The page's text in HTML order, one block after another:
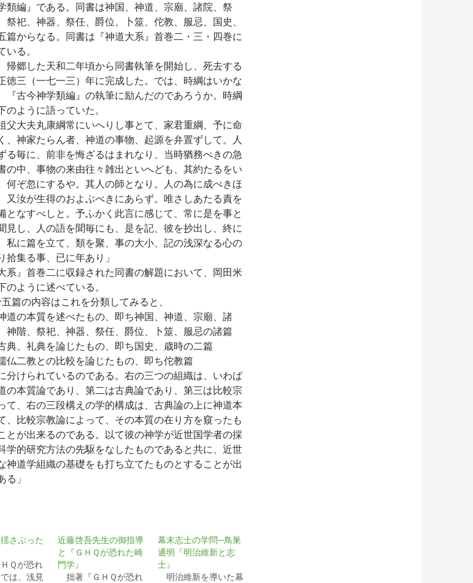
類編』である。同書は神国、神道、宗廟、諸院、祭
祭祀、神器、祭任、爵位、卜筮、佗教、服忌、国史、
篇からなる。同書は『神道大系』首巻二・三・四巻に
いる。
帰郷した天和二年頃から同書執筆を開始し、死去する
徳三（一七一三）年に完成した。では、時綱はいかな
『古今神学類編』の執筆に励んだのであろうか。時綱
のように語っていた。
父大夫丸康綱常にいへりし事とて、家君重綱、予に命
、神家たらん者、神道の事物、起源を弁置ずして。人
る毎に、前非を悔ざるはまれなり、当時猶務べきの急
の中、事物の来由往々雑出といへども、其約たるをい
何ぞ忽にするや。其人の師となり。人の為に成べきほ
又汝が生得のおよぶべきにあらず。唯さしあたる責を
となすべしと。予ふかく此言に感じて、常に是を事と
見し、人の語を聞毎にも、是を記、彼を抄出し、終に
私に篇を立て、類を聚、事の大小、記の浅深なる心の
拾集る事、已に年あり」
系』首巻二に収録された同書の解題において、岡田米
のように述べている。
篇の内容はこれを分類してみると、
道の本質を述べたもの、即ち神国、神道、宗廟、諸
神階、祭祀、神器、祭任、爵位、卜筮、服忌の諸篇
典、礼典を論じたもの、即ち国史、歳時の二篇
仏二教との比較を論じたもの、即ち佗教篇
分けられているのである。右の三つの組織は、いわば
の本質論であり、第二は古典論であり、第三は比較宗
て、右の三段構えの学的構成は、古典論の上に神道本
、比較宗教論によって、その本質の在り方を窺ったも
とが出来るのである。以て彼の神学が近世国学者の採
学的研究方法の先駆をなしたものであると共に、近世
神道学組織の基礎をも打ち立てたものとすることが出
る」
さぶった
Ｑが恐れ
は、浅見
近藤啓吾先生の御指導
と『ＧＨＱが恐れた崎
門学』
拙著『ＧＨＱが恐れ
幕末志士の学問─鳥巣
通明『明治維新と志
士』
明治維新を導いた幕